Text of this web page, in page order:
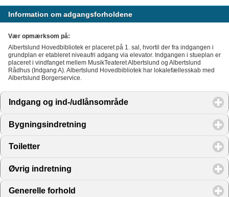
Information om adgangsforholdene
Vær opmærksom på:
Albertslund Hovedbibliotek er placeret på 1. sal, hvortil der fra indgangen i
grundplan er etableret niveaufri adgang via elevator. Indgangen i stueplan er
placeret i vindfanget mellem MusikTeateret Albertslund og Albertslund
Rådhus (Indgang A). Albertslund Hovedbibliotek har lokalefællesskab med
Albertslund Borgerservice.
Indgang og ind-/udlånsområde click to expand contents
Bygningsindretning
Toiletter
Øvrig indretning
Generelle forhold